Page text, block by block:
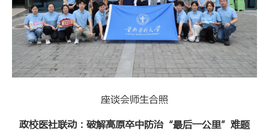
座谈会师生合照
政校医社联动：破解高原卒中防治“最后一公里”难题